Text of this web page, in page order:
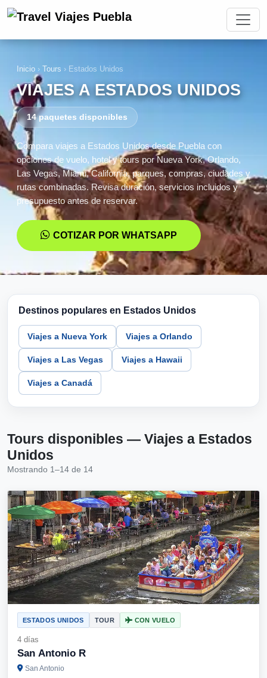
Inicio › Tours › Estados Unidos
VIAJES A ESTADOS UNIDOS
14 paquetes disponibles
Compara viajes a Estados Unidos desde Puebla con
opciones de vuelo, hotel y tours por Nueva York, Orlando,
Las Vegas, Miami, California, parques, compras, ciudades y
rutas combinadas. Revisa duración, servicios incluidos y
presupuesto antes de reservar.
COTIZAR POR WHATSAPP
Destinos populares en Estados Unidos
Viajes a Nueva York Viajes a Orlando
Viajes a Las Vegas Viajes a Hawaii
Viajes a Canadá
Tours disponibles — Viajes a Estados
Unidos
Mostrando 1–14 de 14
ESTADOS UNIDOS TOUR CON VUELO
4 días
San Antonio R
San Antonio